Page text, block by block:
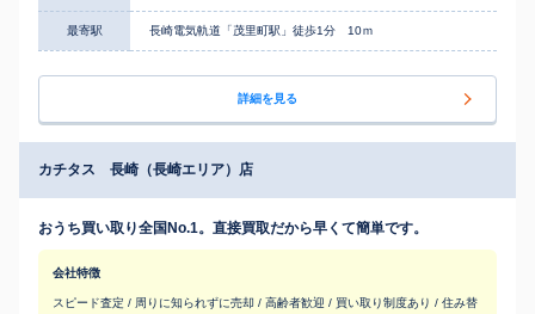
最寄駅 長崎電気軌道「茂里町駅」徒歩1分 10ｍ
詳細を見る
カチタス 長崎（長崎エリア）店
おうち買い取り全国No.1。直接買取だから早くて簡単です。
会社特徴
スピード査定 / 周りに知られずに売却 / 高齢者歓迎 / 買い取り制度あり / 住み替